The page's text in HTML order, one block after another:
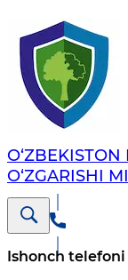
O‘ZGARISHI
Ishonch telefoni